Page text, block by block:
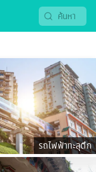
รถไฟฟ้าทะลุตึก